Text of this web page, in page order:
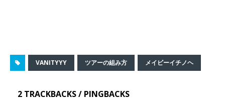
VANITYYY ツアーの組み方 メイビーイチノヘ
2 TRACKBACKS / PINGBACKS